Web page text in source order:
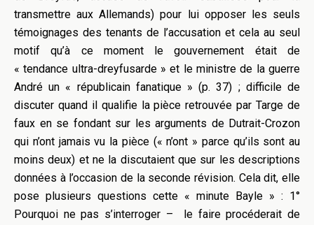
transmettre aux Allemands) pour lui opposer les seuls
témoignages des tenants de l’accusation et cela au seul
motif qu’à ce moment le gouvernement était de
« tendance ultra-dreyfusarde » et le ministre de la guerre
André un « républicain fanatique » (p. 37) ; difficile de
discuter quand il qualifie la pièce retrouvée par Targe de
faux en se fondant sur les arguments de Dutrait-Crozon
qui n’ont jamais vu la pièce (« n’ont » parce qu’ils sont au
moins deux) et ne la discutaient que sur les descriptions
données à l’occasion de la seconde révision. Cela dit, elle
pose plusieurs questions cette « minute Bayle » : 1°
Pourquoi ne pas s’interroger – le faire procéderait de